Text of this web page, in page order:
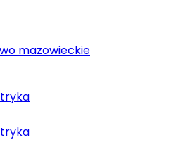
mazowieckie